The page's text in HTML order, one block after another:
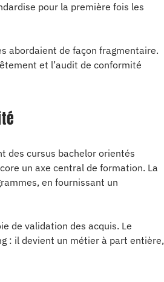
pour la première fois les
abordaient de façon fragmentaire.
et l’audit de conformité
des cursus bachelor orientés
un axe central de formation. La
en fournissant un
de validation des acquis. Le
: il devient un métier à part entière,